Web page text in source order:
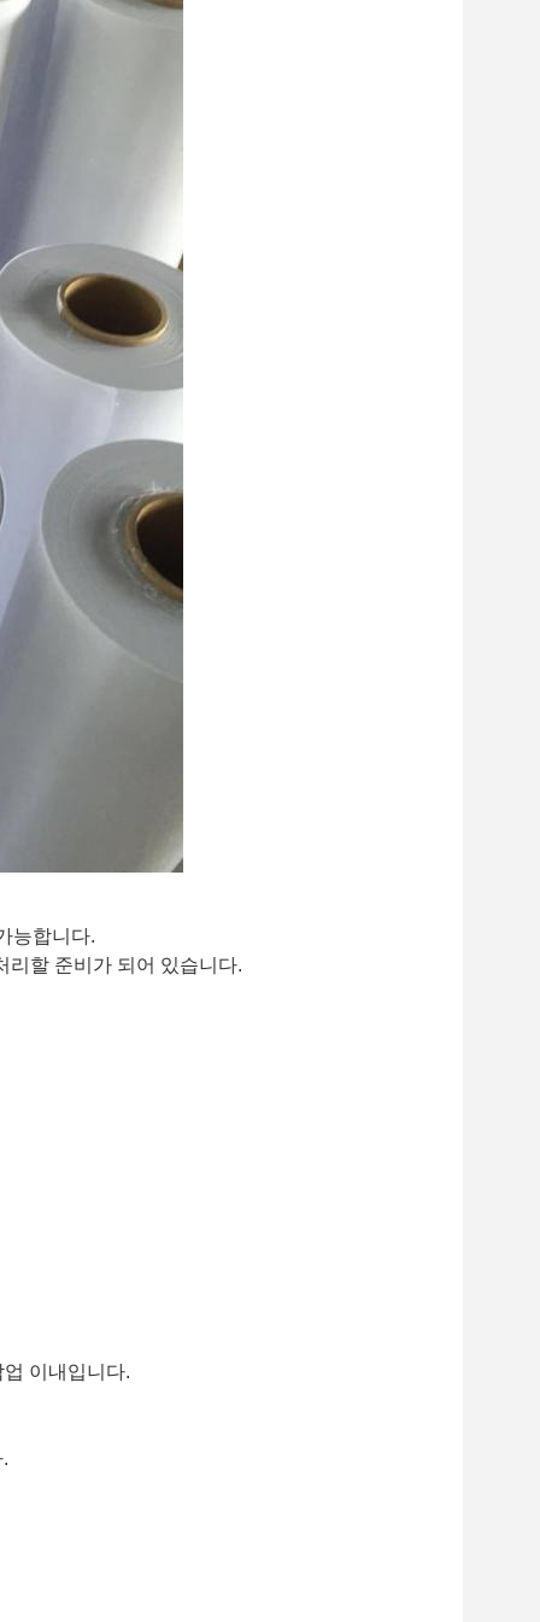
능합니다.
리할 준비가 되어 있습니다.
이내입니다.